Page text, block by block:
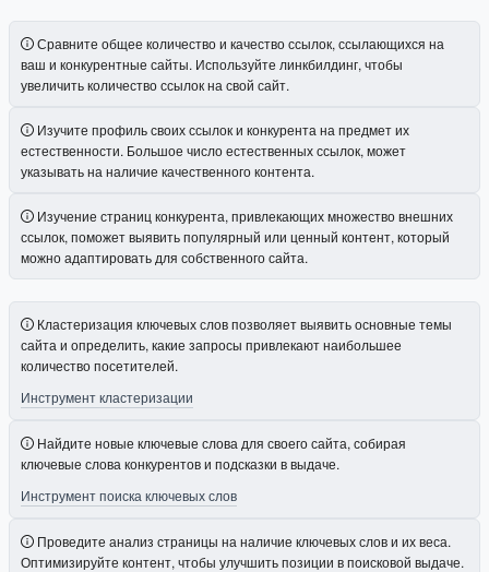
Сравните общее количество и качество ссылок, ссылающихся на
ваш и конкурентные сайты. Используйте линкбилдинг, чтобы
увеличить количество ссылок на свой сайт.
Изучите профиль своих ссылок и конкурента на предмет их
естественности. Большое число естественных ссылок, может
указывать на наличие качественного контента.
Изучение страниц конкурента, привлекающих множество внешних
ссылок, поможет выявить популярный или ценный контент, который
можно адаптировать для собственного сайта.
Кластеризация ключевых слов позволяет выявить основные темы
сайта и определить, какие запросы привлекают наибольшее
количество посетителей.
Инструмент кластеризации
Найдите новые ключевые слова для своего сайта, собирая
ключевые слова конкурентов и подсказки в выдаче.
Инструмент поиска ключевых слов
Проведите анализ страницы на наличие ключевых слов и их веса.
Оптимизируйте контент, чтобы улучшить позиции в поисковой выдаче.